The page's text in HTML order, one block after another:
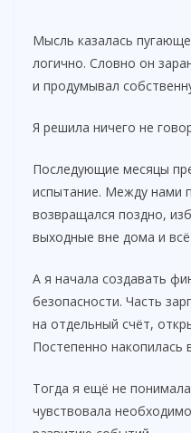
Мысль казалась
логично. Словно он
и продумывал
Я решила ничего не
Последующие месяцы
испытание. Между нами
возвращался поздно,
выходные вне дома и
А я начала создавать
безопасности. Часть
на отдельный счёт,
Постепенно накопилась
Тогда я ещё не
чувствовала